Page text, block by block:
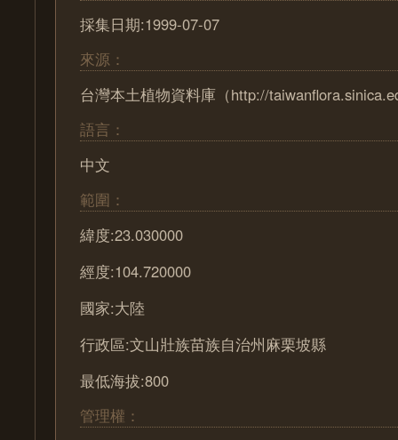
採集日期:1999-07-07
來源：
台灣本土植物資料庫（http://
語言：
中文
範圍：
緯度:23.030000
經度:104.720000
國家:大陸
行政區:文山壯族苗族自治州麻栗坡縣
最低海拔:800
管理權：